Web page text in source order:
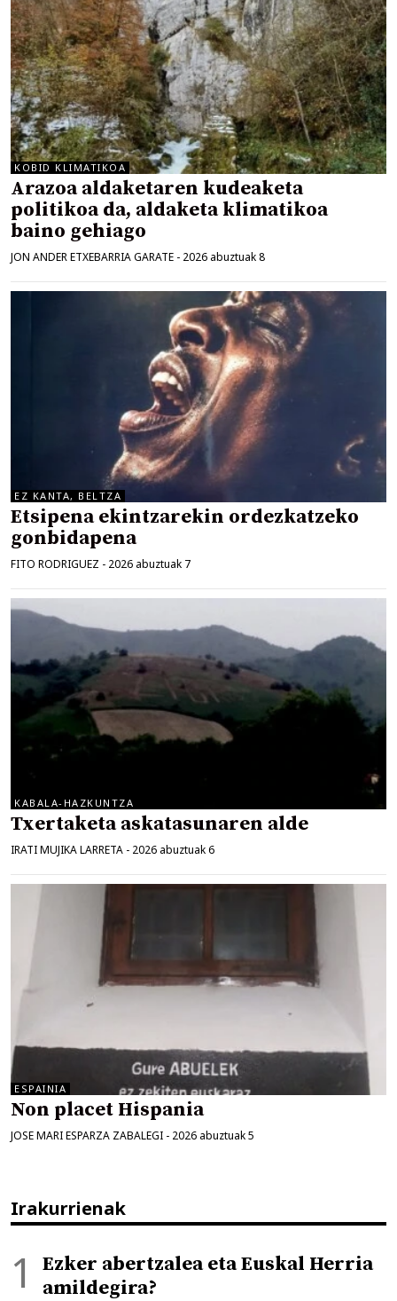
KOBID KLIMATIKOA
Arazoa aldaketaren kudeaketa
politikoa da, aldaketa klimatikoa
baino gehiago
JON ANDER ETXEBARRIA GARATE - 2026 abuztuak 8
EZ KANTA, BELTZA
Etsipena ekintzarekin ordezkatzeko
gonbidapena
FITO RODRIGUEZ - 2026 abuztuak 7
KABALA-HAZKUNTZA
Txertaketa askatasunaren alde
IRATI MUJIKA LARRETA - 2026 abuztuak 6
ESPAINIA
Non placet Hispania
JOSE MARI ESPARZA ZABALEGI - 2026 abuztuak 5
Irakurrienak
Ezker abertzalea eta Euskal Herria
amildegira?